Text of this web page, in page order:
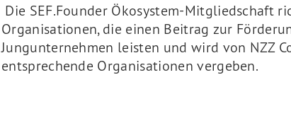
Die SEF.Founder Ökosystem-Mitgliedschaft
Organisationen, die einen Beitrag zur
Jungunternehmen leisten und wird von NZZ
entsprechende Organisationen vergeben.